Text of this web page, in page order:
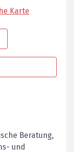
Karte
Beratung,
und